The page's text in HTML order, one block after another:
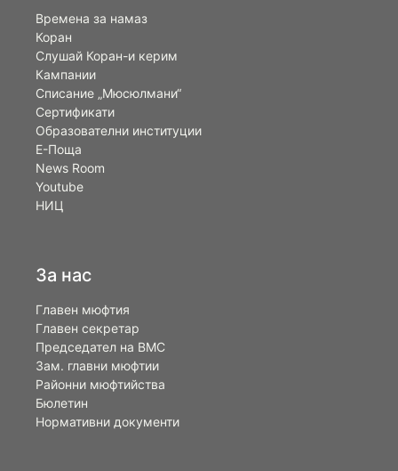
Времена за намаз
Коран
Слушай Коран-и керим
Кампании
Списание „Мюсюлмани“
Сертификати
Образователни институции
Е-Поща
News Room
Youtube
НИЦ
За нас
Главен мюфтия
Главен секретар
Председател на ВМС
Зам. главни мюфтии
Районни мюфтийства
Бюлетин
Нормативни документи